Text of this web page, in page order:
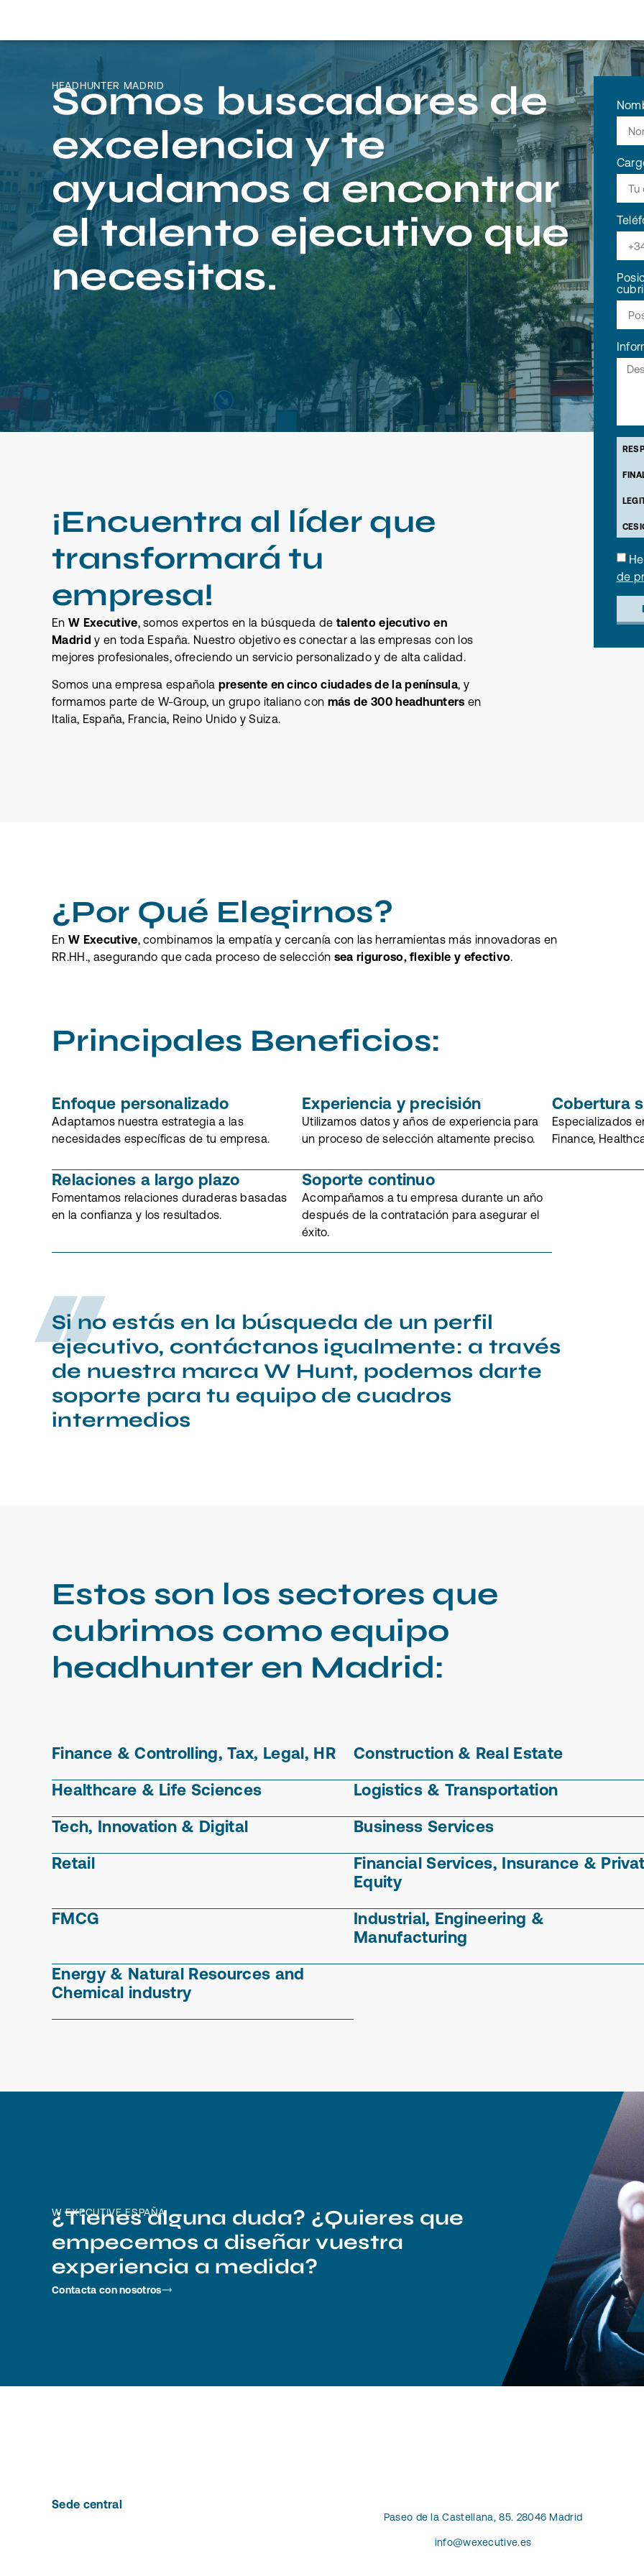
HEADHUNTER MADRID
Somos buscadores de
excelencia y te
ayudamos a encontrar
el talento ejecutivo que
necesitas.
de
¡Encuentra al líder que
transformará tu
empresa!
En W Executive, somos expertos en la búsqueda de talento ejecutivo en
Madrid y en toda España. Nuestro objetivo es conectar a las empresas con los
mejores profesionales, ofreciendo un servicio personalizado y de alta calidad.
Somos una empresa española presente en cinco ciudades de la península, y
formamos parte de W-Group, un grupo italiano con más de 300 headhunters en
Italia, España, Francia, Reino Unido y Suiza.
¿Por Qué Elegirnos?
En W Executive, combinamos la empatía y cercanía con las herramientas más innovadoras en
RR.HH., asegurando que cada proceso de selección sea riguroso, flexible y efectivo.
Principales Beneficios:
Enfoque personalizado
Adaptamos nuestra estrategia a las
necesidades específicas de tu empresa.
Experiencia y precisión
Utilizamos datos y años de experiencia para
un proceso de selección altamente preciso.
Cobertura
Especializados
Finance,
Relaciones a largo plazo
Fomentamos relaciones duraderas basadas
en la confianza y los resultados.
Soporte continuo
Acompañamos a tu empresa durante un año
después de la contratación para asegurar el
éxito.
Si no estás en la búsqueda de un perfil
ejecutivo, contáctanos igualmente: a través
de nuestra marca W Hunt, podemos darte
soporte para tu equipo de cuadros
intermedios
Estos son los sectores que
cubrimos como equipo
headhunter en Madrid:
Finance & Controlling, Tax, Legal, HR
Construction & Real Estate
Healthcare & Life Sciences
Logistics & Transportation
Tech, Innovation & Digital
Business Services
Retail
Financial Services, Insurance &
Equity
FMCG
Industrial, Engineering &
Manufacturing
Energy & Natural Resources and
Chemical industry
W EXECUTIVE ESPAÑA
¿Tienes alguna duda? ¿Quieres que
empecemos a diseñar vuestra
experiencia a medida?
Contacta con nosotros
Sede central
Paseo de la Castellana, 85. 28046 Madrid
info@wexecutive.es